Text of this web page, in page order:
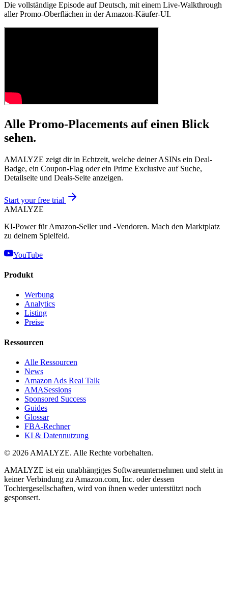
Die vollständige Episode auf Deutsch, mit einem Live-Walkthrough
aller Promo-Oberflächen in der Amazon-Käufer-UI.
Alle Promo-Placements auf einen Blick
sehen.
AMALYZE zeigt dir in Echtzeit, welche deiner ASINs ein Deal-
Badge, ein Coupon-Flag oder ein Prime Exclusive auf Suche,
Detailseite und Deals-Seite anzeigen.
Start your free trial
AMALYZE
KI-Power für Amazon-Seller und -Vendoren. Mach den Marktplatz
zu deinem Spielfeld.
YouTube
Produkt
Werbung
Analytics
Listing
Preise
Ressourcen
Alle Ressourcen
News
Amazon Ads Real Talk
AMASessions
Sponsored Success
Guides
Glossar
FBA-Rechner
KI & Datennutzung
© 2026 AMALYZE. Alle Rechte vorbehalten.
AMALYZE ist ein unabhängiges Softwareunternehmen und steht in
keiner Verbindung zu Amazon.com, Inc. oder dessen
Tochtergesellschaften, wird von ihnen weder unterstützt noch
gesponsert.